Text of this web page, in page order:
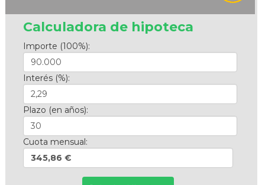
Calculadora de hipoteca
Importe (100%):
Interés (%):
Plazo (en años):
Cuota mensual:
345,86 €